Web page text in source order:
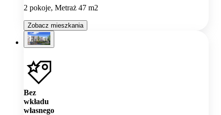
2 pokoje, Metraż 47 m2
Zobacz mieszkania
Bez
wkładu
własnego